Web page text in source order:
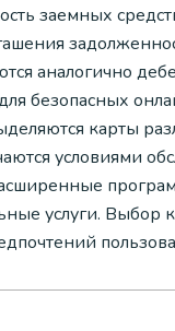
заемных
аналогично
безопасных
карты
условиями
услуги. Выбор